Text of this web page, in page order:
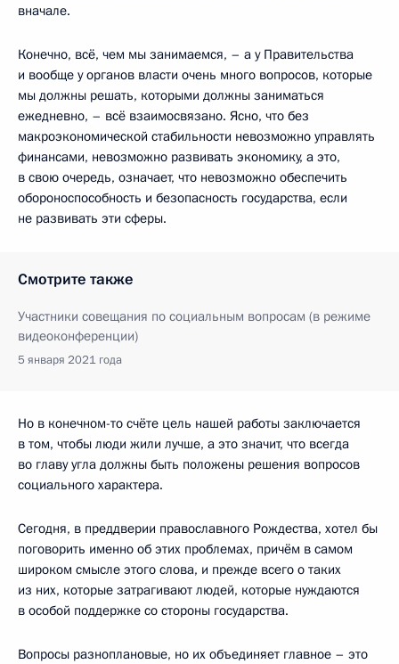
вначале.
Конечно, всё, чем мы занимаемся, – а у Правительства
и вообще у органов власти очень много вопросов, которые
мы должны решать, которыми должны заниматься
ежедневно, – всё взаимосвязано. Ясно, что без
макроэкономической стабильности невозможно управлять
финансами, невозможно развивать экономику, а это,
в свою очередь, означает, что невозможно обеспечить
обороноспособность и безопасность государства, если
не развивать эти сферы.
Смотрите также
Участники совещания по социальным вопросам (в режиме
видеоконференции)
5 января 2021 года
Но в конечном-то счёте цель нашей работы заключается
в том, чтобы люди жили лучше, а это значит, что всегда
во главу угла должны быть положены решения вопросов
социального характера.
Сегодня, в преддверии православного Рождества, хотел бы
поговорить именно об этих проблемах, причём в самом
широком смысле этого слова, и прежде всего о таких
из них, которые затрагивают людей, которые нуждаются
в особой поддержке со стороны государства.
Вопросы разноплановые, но их объединяет главное – это